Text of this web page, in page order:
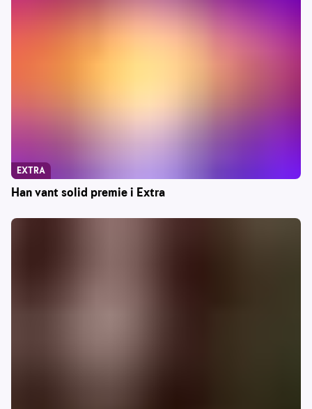
Han vant solid premie i Extra
EXTRA